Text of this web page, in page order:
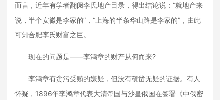
而言，近年有学者翻阅李氏地产目录，得出结论说：“就地产来
说，半个安徽是李家的”，“上海的半条华山路是李家的”，由此
可知合肥李氏财富之巨。
现在的问题是——李鸿章的财产从何而来?
李鸿章有贪污受贿的嫌疑，但没有确凿无疑的证据。有人
怀疑，1896年李鸿章代表大清帝国与沙皇俄国在签署《中俄密